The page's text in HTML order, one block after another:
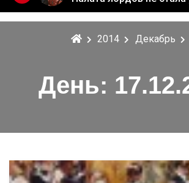
2014 Декабрь
День: